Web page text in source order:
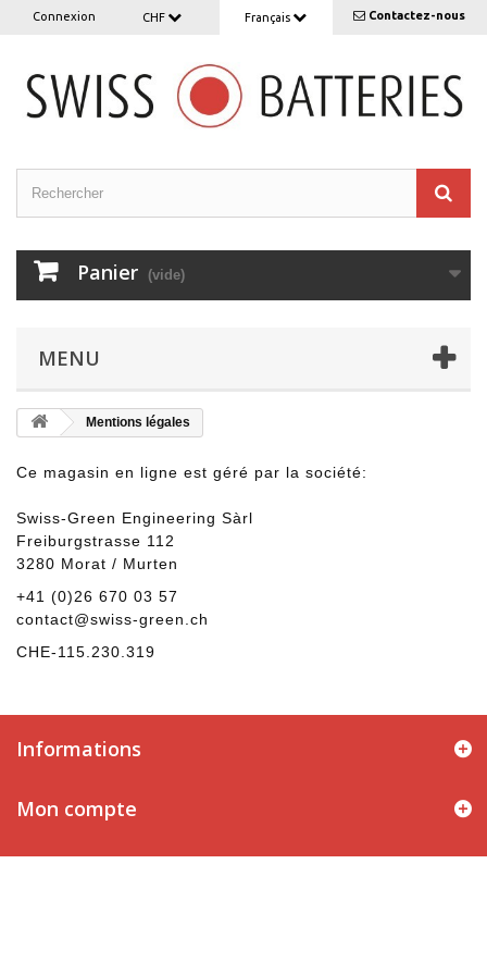
Contactez-nous
Français
CHF
Connexion
Panier (vide)
MENU
Mentions légales
Ce magasin en ligne est géré par la société:
Swiss-Green Engineering Sàrl
Freiburgstrasse 112
3280 Morat / Murten
+41 (0)26 670 03 57
contact@swiss-green.ch
CHE‑115.230.319
Informations
Mon compte